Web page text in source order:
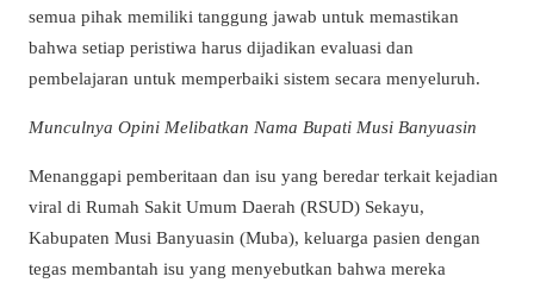
semua pihak memiliki tanggung jawab untuk memastikan
bahwa setiap peristiwa harus dijadikan evaluasi dan
pembelajaran untuk memperbaiki sistem secara menyeluruh.
Munculnya Opini Melibatkan Nama Bupati Musi Banyuasin
Menanggapi pemberitaan dan isu yang beredar terkait kejadian
viral di Rumah Sakit Umum Daerah (RSUD) Sekayu,
Kabupaten Musi Banyuasin (Muba), keluarga pasien dengan
tegas membantah isu yang menyebutkan bahwa mereka